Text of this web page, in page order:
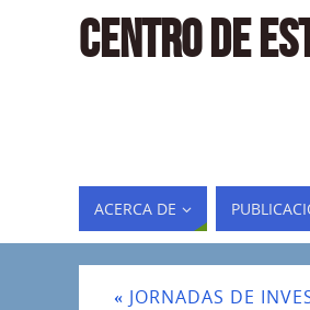
CENTRO DE
ACERCA DE
« JORNADAS DE